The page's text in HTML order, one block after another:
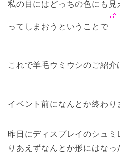
私の目にはどっちの色にも
ってしまおうということで
これで羊毛ウミウシのご紹介
イベント前になんとか終わり
昨日にディスプレイのシュミ
りあえずなんとか形にはな